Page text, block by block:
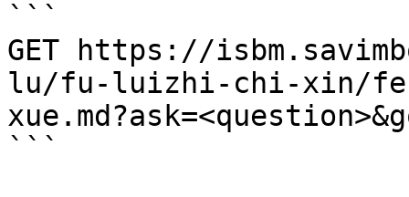
```
GET https://
lu/fu-luizhi-chi-xin/
```